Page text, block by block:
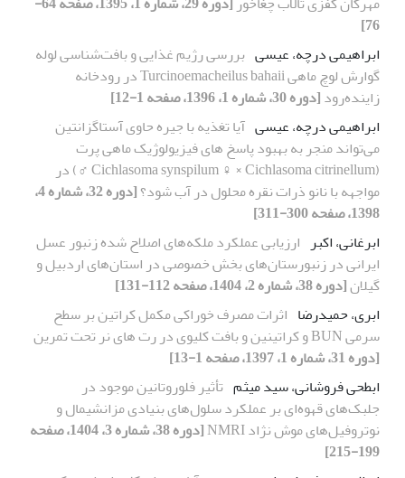
76]
ابراهیمی درچه، عیسی بررسی رژیم غذایی و بافت‌شناسی لوله
گوارش لوچ ماهی Turcinoemacheilus bahaii در رودخانه
زاینده‌رود[دوره 30، شماره 1، 1396، صفحه 1-12]
ابراهیمی درچه، عیسی آیا تغذیه با جیره حاوی آستاگزانتین
می‌تواند منجر به بهبود پاسخ های فیزیولوژیک ماهی پرت
(Cichlasoma synspilum ♀ × Cichlasoma citrinellum ♂) در
مواجهه با نانو ذرات نقره محلول در آب شود؟
[دوره 32، شماره 4،
1398، صفحه 300-311]
ابرغانی، اکبر ارزیابی عملکرد ملکه‌های اصلاح شده زنبور عسل
ایرانی در زنبورستان‌های بخش خصوصی در استان‌های اردبیل و
گیلان[دوره 38، شماره 2، 1404، صفحه 112-131]
ابری، حمیدرضا اثرات مصرف خوراکی مکمل کراتین بر سطح
سرمی BUN و کراتینین و بافت کلیوی در رت های نر تحت تمرین
[دوره 31، شماره 1، 1397، صفحه 1-13]
ابطحی فروشانی، سید میثم تأثیر فلوروتانین موجود در
جلبک‌های قهوه‌ای بر عملکرد سلول‌های بنیادی مزانشیمال و
نوتروفیل‌های موش نژاد NMRI
[دوره 38، شماره 3، 1404، صفحه
199-215]